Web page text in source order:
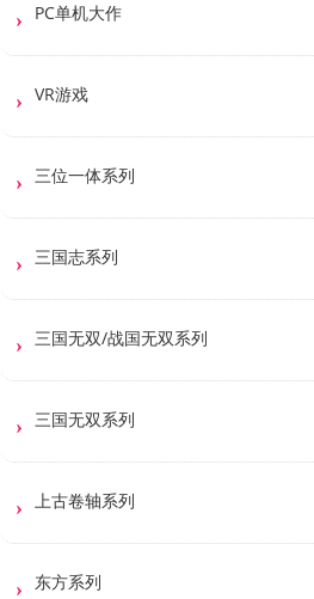
PC单机大作
VR游戏
三位一体系列
三国志系列
三国无双/战国无双系列
三国无双系列
上古卷轴系列
东方系列